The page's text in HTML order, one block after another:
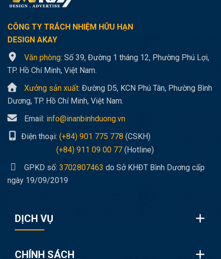
CÔNG TY TRÁCH NHIỆM HỮU HẠN
DESIGN AKAY
Văn phòng: Số 39, Đường 1 tháng 12, Phường Phú Lợi,
TP. Hồ Chí Minh, Việt Nam.
Xưởng sản xuất: Đường D5, KCN Phú Tân, Phường Bình
Dương, TP. Hồ Chí Minh, Việt Nam.
Email: info@inanbinhduong.vn
Điện thoại: (+84) 901 775 778 (CSKH)
(+84) 911 09 00 77 (Hotline)
GPKD số: 3702807463 do Sở KHĐT Bình Dương cấp
ngày 19/09/2019
DỊCH VỤ
CHÍNH SÁCH